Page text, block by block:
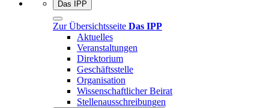
Das IPP
Zur Übersichtsseite Das IPP
Aktuelles
Veranstaltungen
Direktorium
Geschäftsstelle
Organisation
Wissenschaftlicher Beirat
Stellenausschreibungen